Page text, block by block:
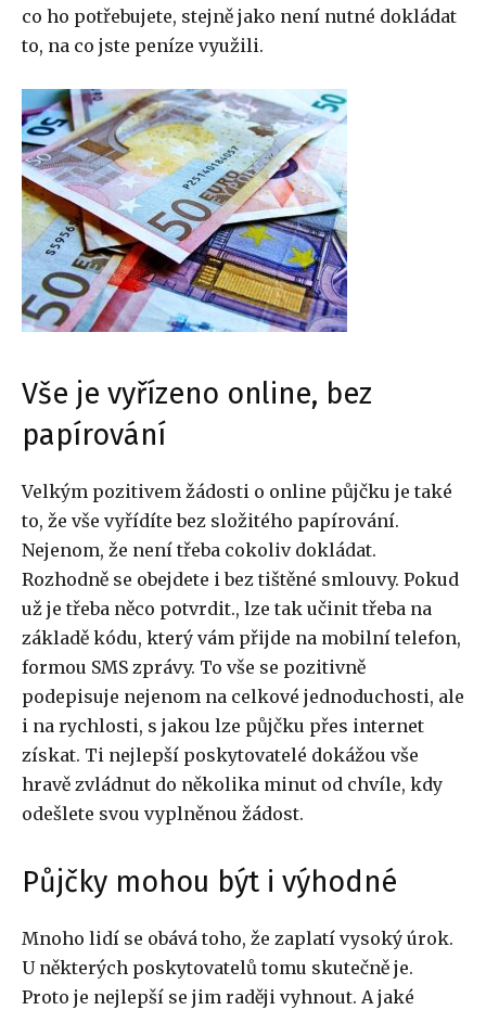
co ho potřebujete, stejně jako není nutné dokládat
to, na co jste peníze využili.
Vše je vyřízeno online, bez
papírování
Velkým pozitivem žádosti o online půjčku je také
to, že vše vyřídíte bez složitého papírování.
Nejenom, že není třeba cokoliv dokládat.
Rozhodně se obejdete i bez tištěné smlouvy. Pokud
už je třeba něco potvrdit., lze tak učinit třeba na
základě kódu, který vám přijde na mobilní telefon,
formou SMS zprávy. To vše se pozitivně
podepisuje nejenom na celkové jednoduchosti, ale
i na rychlosti, s jakou lze půjčku přes internet
získat. Ti nejlepší poskytovatelé dokážou vše
hravě zvládnut do několika minut od chvíle, kdy
odešlete svou vyplněnou žádost.
Půjčky mohou být i výhodné
Mnoho lidí se obává toho, že zaplatí vysoký úrok.
U některých poskytovatelů tomu skutečně je.
Proto je nejlepší se jim raději vyhnout. A jaké